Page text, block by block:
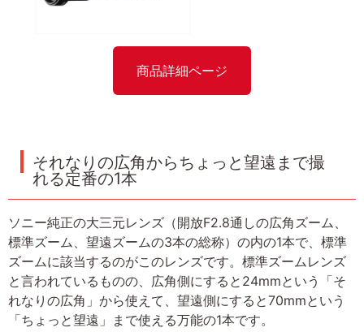
商品詳細ページ
それなりの広角からちょっと望遠まで撮
れる定番の1本
ソニー純正の大三元レンズ（開放F2.8通しの広角ズーム、
標準ズーム、望遠ズームの3本の総称）の内の1本で、標準
ズームに該当するのがこのレンズです。標準ズームレンズ
と言われているものの、広角側にすると24mmという「そ
れなりの広角」から使えて、望遠側にすると70mmという
「ちょっと望遠」まで使える万能の1本です。